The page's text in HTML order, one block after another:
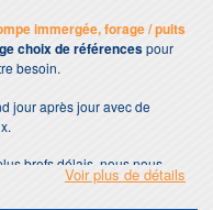
immergée, forage / puits
choix de référencespour
besoin.
jour après jour avec de
brefs délais, nous nous
capteur de pression
Voir plus de détails